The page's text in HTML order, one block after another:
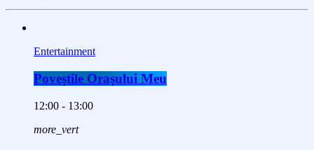
Entertainment
Poveştile Oraşului Meu
12:00 - 13:00
more_vert